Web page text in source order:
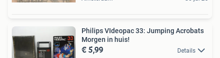
Philips VIdeopac 33: Jumping Acrobats
Morgen in huis!
€ 5,99 Details